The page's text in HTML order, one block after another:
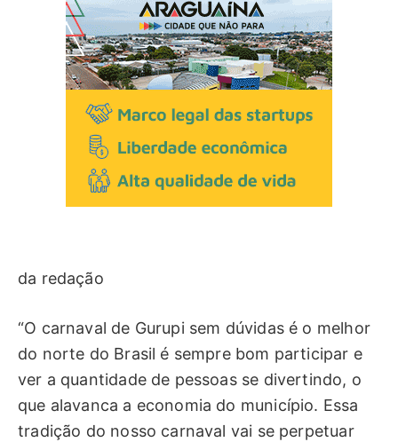
da redação
“O carnaval de Gurupi sem dúvidas é o melhor
do norte do Brasil é sempre bom participar e
ver a quantidade de pessoas se divertindo, o
que alavanca a economia do município. Essa
tradição do nosso carnaval vai se perpetuar